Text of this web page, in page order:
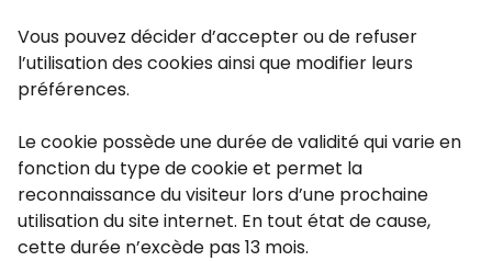
Vous pouvez décider d’accepter ou de refuser
l’utilisation des cookies ainsi que modifier leurs
préférences.
Le cookie possède une durée de validité qui varie en
fonction du type de cookie et permet la
reconnaissance du visiteur lors d’une prochaine
utilisation du site internet. En tout état de cause,
cette durée n’excède pas 13 mois.